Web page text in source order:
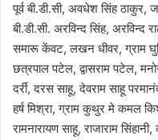
पूर्व बी.डी.सी, अवधेश सिंह
बी.डी.सी. अरविन्द सिंह, अरविन्द
समारू केंवट, लखन धीवर, ग्राम
छत्रपाल पटेल, द्वासराम पटेल,
दर्रीं, दरस साहू, देवराम साहू
हर्ष मिश्रा, ग्राम कुथुर मे कमल
रामनारायण साहू, राजाराम